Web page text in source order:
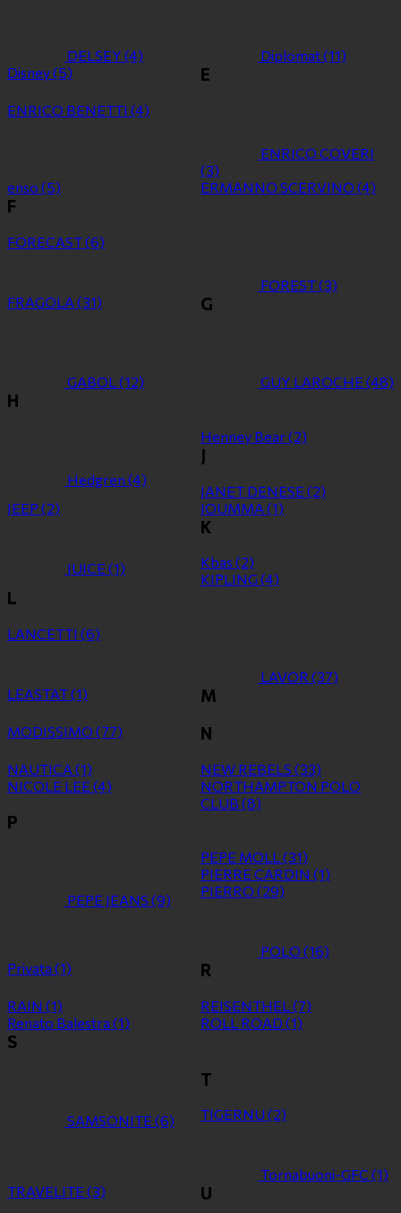
DELSEY (4) Diplomat(11)
Disney(5) E
ENRICO BENETTI (4)
ENRICO COVERI
(3)
enso (5) ERMANNO SCERVINO (4)
F
FORECAST(6)
FOREST(3)
FRAGOLA (31) G
GABOL(12) GUY LAROCHE (48)
H
Hedgren (4)
Henney Bear(2)
J
JANET DENESE (2)
JEEP (2) JOUMMA (1)
JUICE (1)
K
Kbas (2)
KIPLING (4)
L
LANCETTI (6)
LAVOR (37)
LEASTAT(1) M
MODISSIMO (77) N
NAUTICA (1) NEW REBELS (33)
NICOLE LEE (4)
NORTHAMPTON POLO
CLUB (8)
P
PEPE JEANS (9)
PEPE MOLL(31)
PIERRE CARDIN (1)
PIERRO (29)
POLO (16)
Privata (1) R
RAIN (1) REISENTHEL(7)
Renato Balestra (1) ROLL ROAD (1)
S
SAMSONITE (6)
T
TIGERNU (2)
Tornabuoni-GFC (1)
TRAVELITE (3) U